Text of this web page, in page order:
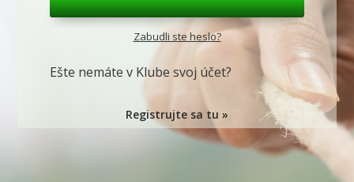
Zabudli ste heslo?
Ešte nemáte v Klube svoj účet?
Registrujte sa tu »